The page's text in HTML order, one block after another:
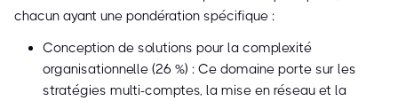
chacun ayant une pondération spécifique :
Conception de solutions pour la complexité
organisationnelle (26 %) : Ce domaine porte sur les
stratégies multi-comptes, la mise en réseau et la